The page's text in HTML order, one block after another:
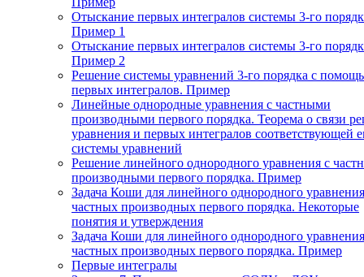
Отыскание первых интегралов системы 3-го
Пример 1
Отыскание первых интегралов системы 3-го
Пример 2
Решение системы уравнений 3-го порядка с
первых интегралов. Пример
Линейные однородные уравнения с частными
производными первого порядка. Теорема о связи
уравнения и первых интегралов соответствующей
системы уравнений
Решение линейного однородного уравнения с
производными первого порядка. Пример
Задача Коши для линейного однородного
частных производных первого порядка. Некоторые
понятия и утверждения
Задача Коши для линейного однородного
частных производных первого порядка. Пример
Первые интегралы